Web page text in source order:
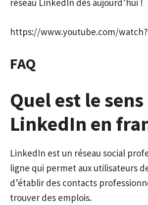
réseau LinkedIn dès aujourd’hui !
https://www.youtube.com/
FAQ
Quel est le
LinkedIn en
LinkedIn est un réseau social
ligne qui permet aux utilisateurs
d’établir des contacts
trouver des emplois.